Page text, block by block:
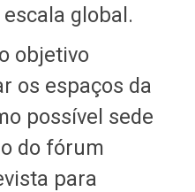
global.
objetivo
os espaços da
possível sede
do fórum
para